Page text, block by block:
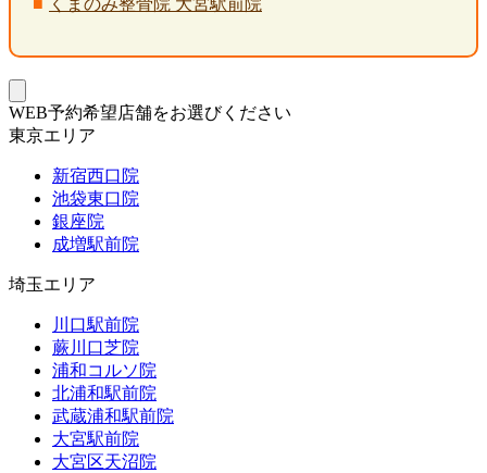
WEB予約希望店舗をお選びください
東京エリア
新宿西口院
池袋東口院
銀座院
成増駅前院
埼玉エリア
川口駅前院
蕨川口芝院
浦和コルソ院
北浦和駅前院
武蔵浦和駅前院
大宮駅前院
大宮区天沼院